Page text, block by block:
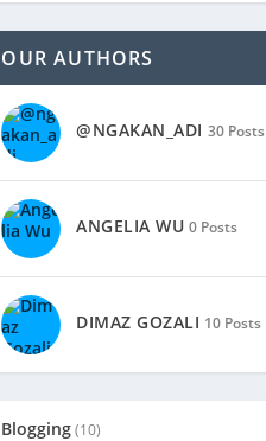
OUR AUTHORS
@NGAKAN_ADI 30 Posts
ANGELIA WU 0 Posts
DIMAZ GOZALI 10 Posts
Blogging(10)